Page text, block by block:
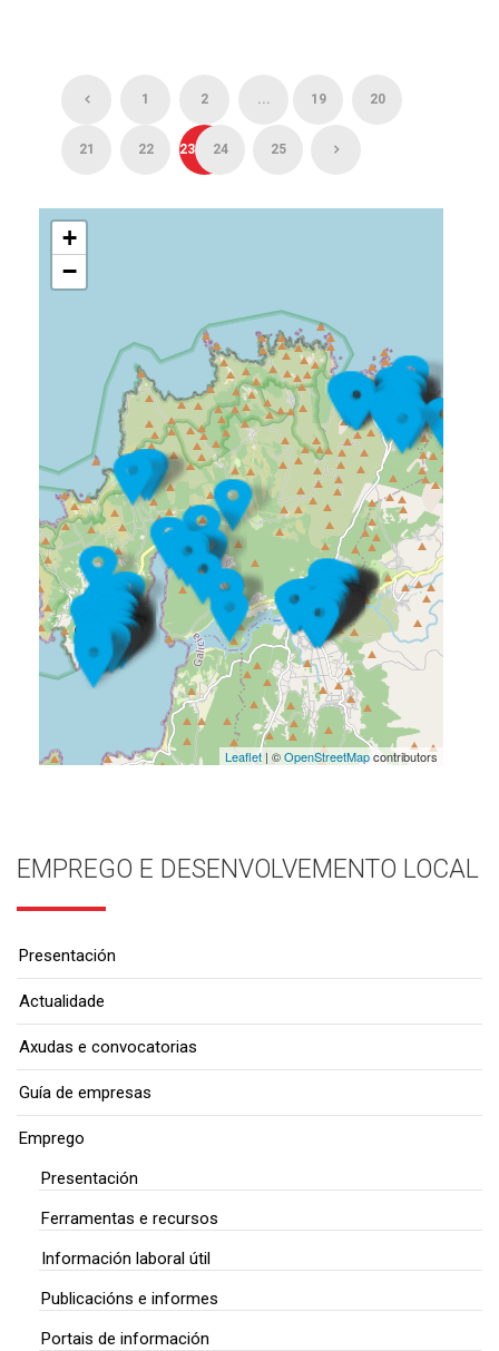
1 2 ... 19 20
21 22 23 24 25
+
−
Leaflet| ©OpenStreetMapcontributors
EMPREGO E DESENVOLVEMENTO LOCAL
Presentación
Actualidade
Axudas e convocatorias
Guía de empresas
Emprego
Presentación
Ferramentas e recursos
Información laboral útil
Publicacións e informes
Portais de información